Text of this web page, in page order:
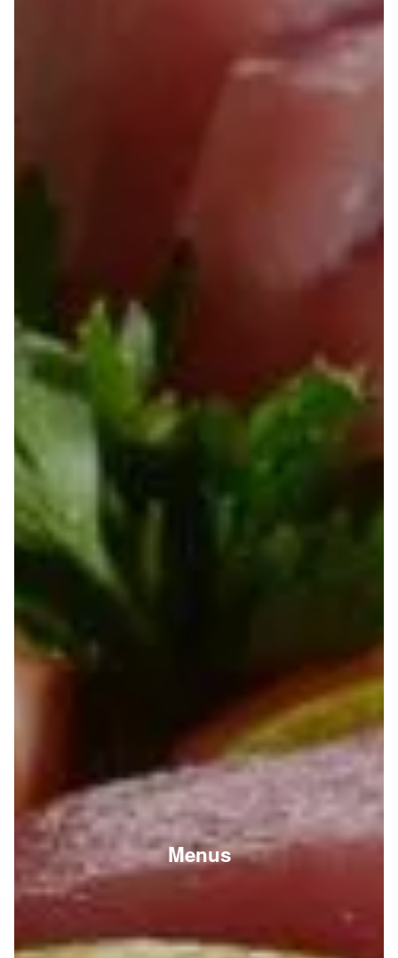
Menus